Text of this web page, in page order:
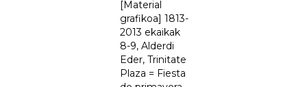
[Material
grafikoa] 1813-
2013 ekaikak
8-9, Alderdi
Eder, Trinitate
Plaza = Fiesta